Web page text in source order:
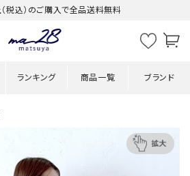
税込）のご購入で全品送料無料
ランキング 商品一覧 ブランド